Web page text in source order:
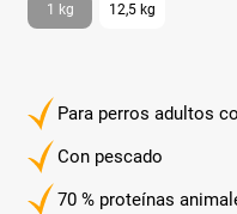
Para perros adultos
Con pescado
70 % proteínas
1 kg 12,5 kg